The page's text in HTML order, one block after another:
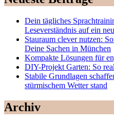
Dein tägliches
Leseverständnis auf ein
Stauraum clever nutzen:
Deine Sachen in München
Kompakte Lösungen für
DIY-Projekt Garten: So
Stabile Grundlagen
stürmischem Wetter stand
Archiv